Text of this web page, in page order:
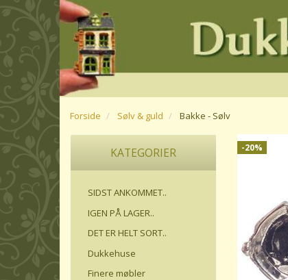
Forside Sølv & guld Bakke - Sølv
KATEGORIER
SIDST ANKOMMET..
IGEN PÅ LAGER..
DET ER HELT SORT..
Dukkehuse
Finere møbler
-20%